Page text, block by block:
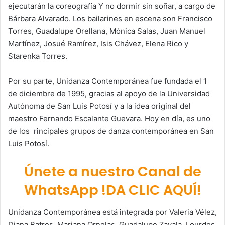
ejecutarán la coreografía Y no dormir sin soñar, a cargo de
Bárbara Alvarado. Los bailarines en escena son Francisco
Torres, Guadalupe Orellana, Mónica Salas, Juan Manuel
Martínez, Josué Ramírez, Isis Chávez, Elena Rico y
Starenka Torres.
Por su parte, Unidanza Contemporánea fue fundada el 1
de diciembre de 1995, gracias al apoyo de la Universidad
Autónoma de San Luis Potosí y a la idea original del
maestro Fernando Escalante Guevara. Hoy en día, es uno
de los rincipales grupos de danza contemporánea en San
Luis Potosí.
Únete a nuestro Canal de
WhatsApp !DA CLIC AQUÍ!
Unidanza Contemporánea está integrada por Valeria Vélez,